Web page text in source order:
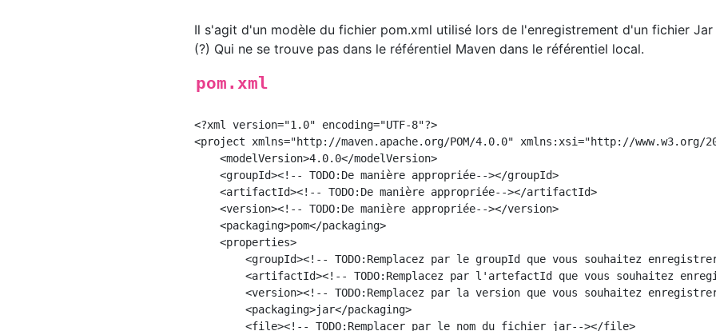
Il s'agit d'un modèle du fichier pom.xml utilisé lors de l'enregistrement d'un fichier Jar
(?) Qui ne se trouve pas dans le référentiel Maven dans le référentiel local.
pom.xml
<?xml version="1.0" encoding="UTF-8"?>
<project xmlns="http://maven.apache.org/POM/4.0.0" xmlns:xsi="http://www.w3.org/
    <modelVersion>4.0.0</modelVersion>
    <groupId><!-- TODO:De manière appropriée--></groupId>
    <artifactId><!-- TODO:De manière appropriée--></artifactId>
    <version><!-- TODO:De manière appropriée--></version>
    <packaging>pom</packaging>
    <properties>
<groupId><!-- TODO:Remplacez par le groupId que vous souhaitez
<artifactId><!-- TODO:Remplacez par l'artefactId que vous souhaitez
<version><!-- TODO:Remplacez par la version que vous souhaitez
        <packaging>jar</packaging>
        <file><!-- TODO:Remplacer par le nom du fichier jar--></file>